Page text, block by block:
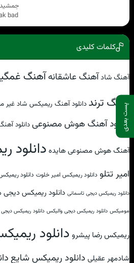
پست بعدی
bad
کلمات کلیدی
آهنگ شادآهنگ عاشقانهآهنگ
آهنگ ترند دانلود آهنگ ریمیکس شاد غیر
دانلود آهنگ هوش مصنوعیدانلود
آهنگ هوش مصنوعی هایده دانلود
امیر تتلو دانلود ریمیکس امیر خلوت دانلود
دانلود ریمیکس دیجی تاسمانی دانلود ریمیکس
مومیکس دانلود ریمیکس دیجی والیکس دانلود ریمیکس
ریمیکس رضا پیشرو دانلود
شادمهر عقیلی دانلود ریمیکس شایع